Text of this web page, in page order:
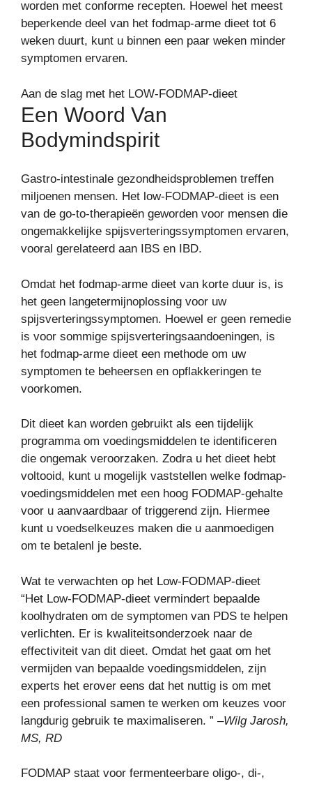
worden met conforme recepten. Hoewel het meest
beperkende deel van het fodmap-arme dieet tot 6
weken duurt, kunt u binnen een paar weken minder
symptomen ervaren.
Aan de slag met het LOW-FODMAP-dieet
Een Woord Van
Bodymindspirit
Gastro-intestinale gezondheidsproblemen treffen
miljoenen mensen. Het low-FODMAP-dieet is een
van de go-to-therapieën geworden voor mensen die
ongemakkelijke spijsverteringssymptomen ervaren,
vooral gerelateerd aan IBS en IBD.
Omdat het fodmap-arme dieet van korte duur is, is
het geen langetermijnoplossing voor uw
spijsverteringssymptomen. Hoewel er geen remedie
is voor sommige spijsverteringsaandoeningen, is
het fodmap-arme dieet een methode om uw
symptomen te beheersen en opflakkeringen te
voorkomen.
Dit dieet kan worden gebruikt als een tijdelijk
programma om voedingsmiddelen te identificeren
die ongemak veroorzaken. Zodra u het dieet hebt
voltooid, kunt u mogelijk vaststellen welke fodmap-
voedingsmiddelen met een hoog FODMAP-gehalte
voor u aanvaardbaar of triggerend zijn. Hiermee
kunt u voedselkeuzes maken die u aanmoedigen
om te betalenl je beste.
Wat te verwachten op het Low-FODMAP-dieet
“Het Low-FODMAP-dieet vermindert bepaalde
koolhydraten om de symptomen van PDS te helpen
verlichten. Er is kwaliteitsonderzoek naar de
effectiviteit van dit dieet. Omdat het gaat om het
vermijden van bepaalde voedingsmiddelen, zijn
experts het erover eens dat het nuttig is om met
een professional samen te werken om keuzes voor
langdurig gebruik te maximaliseren. ” –Wilg Jarosh,
MS, RD
FODMAP staat voor fermenteerbare oligo-, di-,